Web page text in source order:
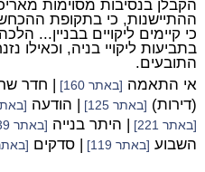
הקבלן בנסיבות מסוימות
ההתיישנות, כי בתקופת
כי קיימים ליקויים בבניין...
בתביעות ליקויי בניה, וכאילו
התובעים.
אי התאמה [באתר 160] | חדר
(דירות) [באתר 125] | הודעה [באתר
[באתר 221] | היתר בנייה [באתר 39]
השבוע [באתר 119] | סדקים [באתר